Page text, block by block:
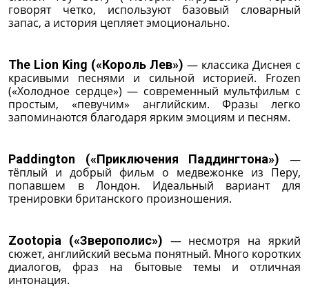
говорят четко, используют базовый словарный
запас, а история цепляет эмоционально.
The Lion King («Король Лев») — классика Диснея с
красивыми песнями и сильной историей. Frozen
(«Холодное сердце») — современный мультфильм с
простым, «певучим» английским. Фразы легко
запоминаются благодаря ярким эмоциям и песням.
Paddington («Приключения Паддингтона») —
тёплый и добрый фильм о медвежонке из Перу,
попавшем в Лондон. Идеальный вариант для
тренировки британского произношения.
Zootopia («Зверополис») — несмотря на яркий
сюжет, английский весьма понятный. Много коротких
диалогов, фраз на бытовые темы и отличная
интонация.